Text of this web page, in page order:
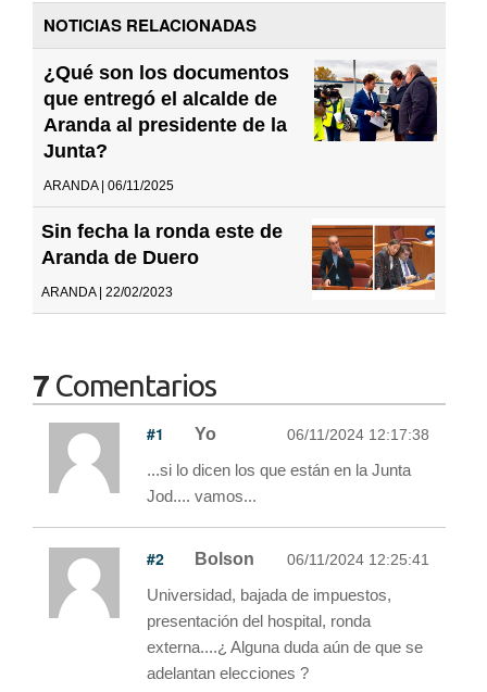
NOTICIAS RELACIONADAS
¿Qué son los documentos
que entregó el alcalde de
Aranda al presidente de la
Junta?
ARANDA | 06/11/2025
Sin fecha la ronda este de
Aranda de Duero
ARANDA | 22/02/2023
7 Comentarios
#1 Yo 06/11/2024 12:17:38
...si lo dicen los que están en la Junta
Jod.... vamos...
#2 Bolson 06/11/2024 12:25:41
Universidad, bajada de impuestos,
presentación del hospital, ronda
externa....¿ Alguna duda aún de que se
adelantan elecciones ?